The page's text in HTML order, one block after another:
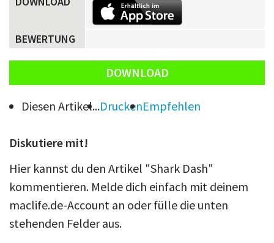
BEWERTUNG
DOWNLOAD
Diesen Artikel...DruckenEmpfehlen
Diskutiere mit!
Hier kannst du den Artikel "Shark Dash"
kommentieren. Melde dich einfach mit deinem
maclife.de-Account an oder fülle die unten
stehenden Felder aus.